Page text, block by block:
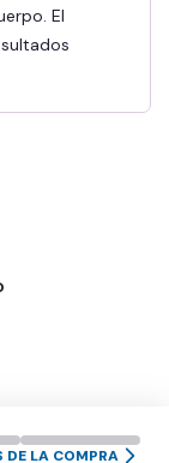
El
DE LA COMPRA